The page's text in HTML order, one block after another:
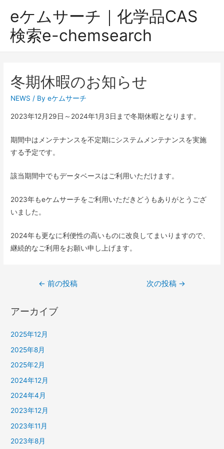
eケムサーチ｜化学品CAS
検索e-chemsearch
冬期休暇のお知らせ
NEWS / Byeケムサーチ
2023年12月29日～2024年1月3日まで冬期休暇となります。
期間中はメンテナンスを不定期にシステムメンテナンスを実施
する予定です。
該当期間中でもデータベースはご利用いただけます。
2023年もeケムサーチをご利用いただきどうもありがとうござ
いました。
2024年も更なに利便性の高いものに改良してまいりますので、
継続的なご利用をお願い申し上げます。
ナ
ビ
ゲ
ー
シ
ョ
ン
← 前の投稿 次の投稿 →
アーカイブ
2025年12月
2025年8月
2025年2月
2024年12月
2024年4月
2023年12月
2023年11月
2023年8月